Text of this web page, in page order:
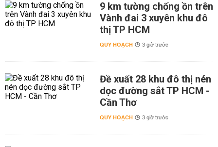
9 km tường chống ồn trên
Vành đai 3 xuyên khu đô
thị TP HCM
QUY HOẠCH 3 giờ trước
Đề xuất 28 khu đô thị nén
dọc đường sắt TP HCM -
Cần Thơ
QUY HOẠCH 3 giờ trước